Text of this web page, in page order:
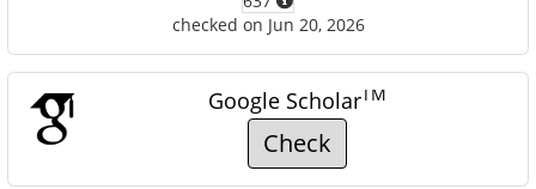
checked on Jun 20, 2026
Google ScholarTM
Check